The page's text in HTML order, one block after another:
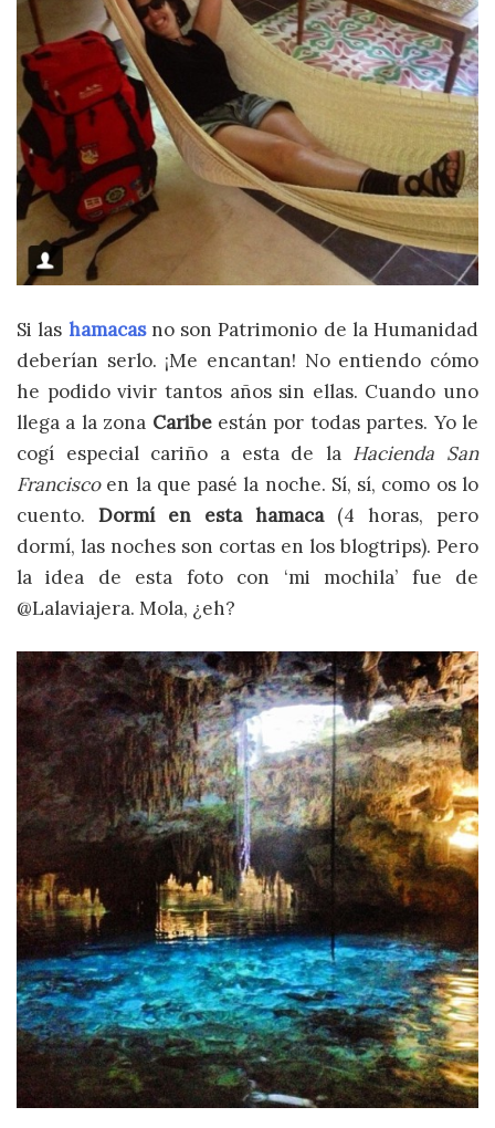
Si las hamacasno son Patrimonio de la Humanidad
deberían serlo. ¡Me encantan! No entiendo cómo
he podido vivir tantos años sin ellas. Cuando uno
llega a la zona Caribeestán por todas partes. Yo le
cogí especial cariño a esta de la Hacienda San
Franciscoen la que pasé la noche. Sí, sí, como os lo
cuento. Dormí en esta hamaca(4 horas, pero
dormí, las noches son cortas en los blogtrips). Pero
la idea de esta foto con ‘mi mochila’ fue de
@Lalaviajera. Mola, ¿eh?